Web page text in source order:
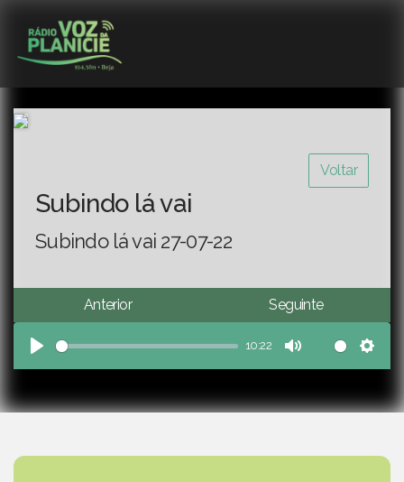
Voltar
Subindo lá vai
Subindo lá vai 27-07-22
Anterior Seguinte
Play
10:22
Mute